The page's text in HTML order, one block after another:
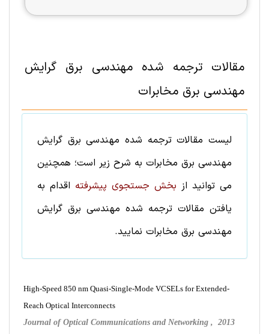
مقالات ترجمه شده مهندسی برق گرایش
مهندسی برق مخابرات
لیست مقالات ترجمه شده مهندسی برق گرایش
مهندسی برق مخابرات به شرح زیر است؛ همچنین
می توانید از بخش جستجوی پیشرفته اقدام به
یافتن مقالات ترجمه شده مهندسی برق گرایش
مهندسی برق مخابرات نمایید.
High-Speed 850 nm Quasi-Single-Mode VCSELs for Extended-
Reach Optical Interconnects
Journal of Optical Communications and Networking , 2013